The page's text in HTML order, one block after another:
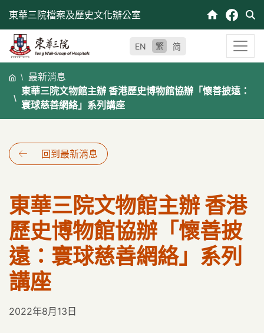
東華三院檔案及歷史文化辦公室
EN 繁 简
最新消息
東華三院文物館主辦 香港歷史博物館協辦「懷善披遠：
寰球慈善網絡」系列講座
回到最新消息
東華三院文物館主辦 香港
歷史博物館協辦「懷善披
遠：寰球慈善網絡」系列
講座
2022年8月13日